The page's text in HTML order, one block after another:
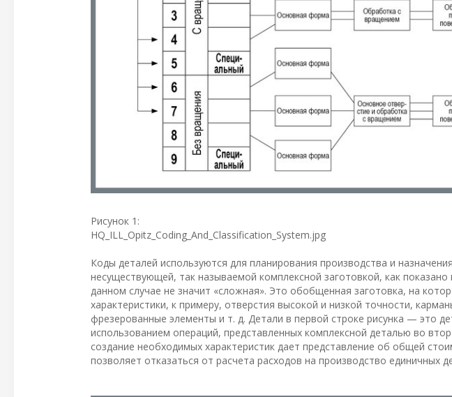
Рисунок 1:
HQ_ILL_Opitz_Coding_And_Classification_System.jpg
Коды деталей используются для планирования производства и
несуществующей, так называемой комплексной заготовкой, как показано
данном случае не значит «сложная». Это обобщенная заготовка, на
характеристики, к примеру, отверстия высокой и низкой точности,
фрезерованные элементы и т. д. Детали в первой строке рисунка — это
использованием операций, представленных комплексной деталью во
создание необходимых характеристик дает представление об общей
позволяет отказаться от расчета расходов на производство единичных